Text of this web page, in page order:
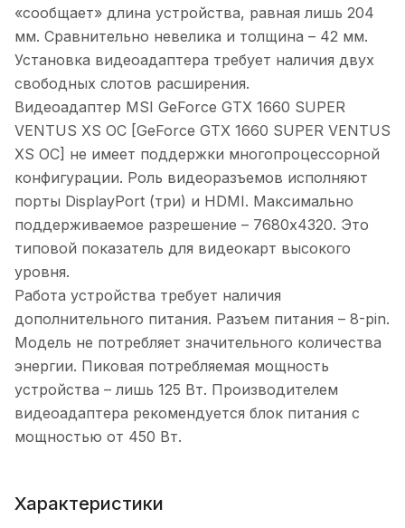
«сообщает» длина устройства, равная лишь 204
мм. Сравнительно невелика и толщина – 42 мм.
Установка видеоадаптера требует наличия двух
свободных слотов расширения.
Видеоадаптер MSI GeForce GTX 1660 SUPER
VENTUS XS OC [GeForce GTX 1660 SUPER VENTUS
XS OC] не имеет поддержки многопроцессорной
конфигурации. Роль видеоразъемов исполняют
порты DisplayPort (три) и HDMI. Максимально
поддерживаемое разрешение – 7680x4320. Это
типовой показатель для видеокарт высокого
уровня.
Работа устройства требует наличия
дополнительного питания. Разъем питания – 8-pin.
Модель не потребляет значительного количества
энергии. Пиковая потребляемая мощность
устройства – лишь 125 Вт. Производителем
видеоадаптера рекомендуется блок питания с
мощностью от 450 Вт.
Характеристики